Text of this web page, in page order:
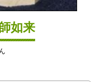
如来